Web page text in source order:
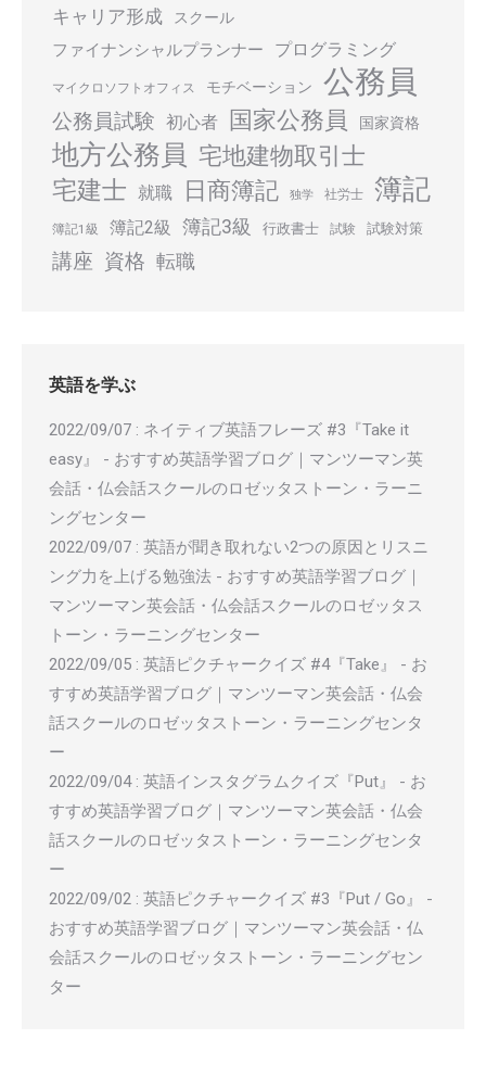
キャリア形成 スクール
ファイナンシャルプランナー プログラミング
マイクロソフトオフィス モチベーション 公務員
公務員試験 初心者 国家公務員 国家資格
地方公務員 宅地建物取引士
宅建士 就職 日商簿記 独学 社労士 簿記
簿記1級 簿記2級 簿記3級 行政書士 試験 試験対策
講座 資格 転職
英語を学ぶ
2022/09/07 : ネイティブ英語フレーズ #3『Take it
easy』 - おすすめ英語学習ブログ｜マンツーマン英
会話・仏会話スクールのロゼッタストーン・ラーニ
ングセンター
2022/09/07 : 英語が聞き取れない2つの原因とリスニ
ング力を上げる勉強法 - おすすめ英語学習ブログ｜
マンツーマン英会話・仏会話スクールのロゼッタス
トーン・ラーニングセンター
2022/09/05 : 英語ピクチャークイズ #4『Take』 - お
すすめ英語学習ブログ｜マンツーマン英会話・仏会
話スクールのロゼッタストーン・ラーニングセンタ
ー
2022/09/04: 英語インスタグラムクイズ『Put』 - お
すすめ英語学習ブログ｜マンツーマン英会話・仏会
話スクールのロゼッタストーン・ラーニングセンタ
ー
2022/09/02 : 英語ピクチャークイズ #3『Put / Go』 -
おすすめ英語学習ブログ｜マンツーマン英会話・仏
会話スクールのロゼッタストーン・ラーニングセン
ター